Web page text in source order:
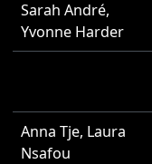
Sarah André,
Yvonne Harder
Anna Tje, Laura
Nsafou